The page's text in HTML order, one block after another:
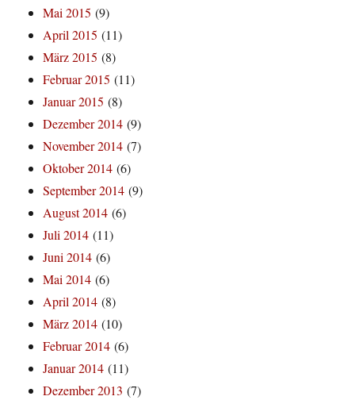
Mai 2015 (9)
April 2015 (11)
März 2015 (8)
Februar 2015 (11)
Januar 2015 (8)
Dezember 2014 (9)
November 2014 (7)
Oktober 2014 (6)
September 2014 (9)
August 2014 (6)
Juli 2014 (11)
Juni 2014 (6)
Mai 2014 (6)
April 2014 (8)
März 2014 (10)
Februar 2014 (6)
Januar 2014 (11)
Dezember 2013 (7)